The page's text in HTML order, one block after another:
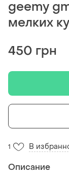
geemy
мелких
450 грн
1 В
Описание